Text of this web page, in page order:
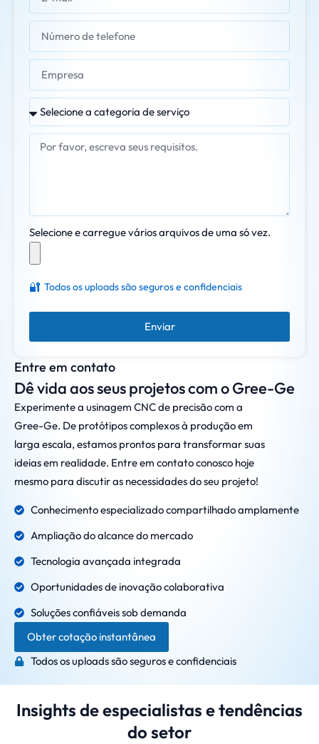
Entre em contato
Dê vida aos seus projetos com o Gree-Ge
Experimente a usinagem CNC de precisão com a
Gree-Ge. De protótipos complexos à produção em
larga escala, estamos prontos para transformar suas
ideias em realidade. Entre em contato conosco hoje
mesmo para discutir as necessidades do seu projeto!
Conhecimento especializado compartilhado amplamente
Ampliação do alcance do mercado
Tecnologia avançada integrada
Oportunidades de inovação colaborativa
Soluções confiáveis sob demanda
Obter cotação instantânea
Todos os uploads são seguros e confidenciais
Selecione e carregue vários arquivos de uma só vez.
🔐 Todos os uploads são seguros e confidenciais
Enviar
Insights de especialistas e tendências
do setor